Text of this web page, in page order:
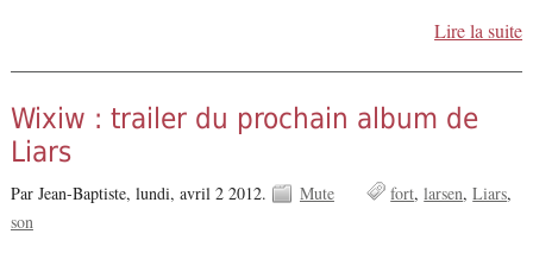
Lire la suite
Wixiw : trailer du prochain album de
Liars
Par Jean-Baptiste, lundi, avril 2 2012. Mute fort larsen Liars
son